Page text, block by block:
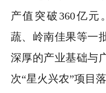
产值突破360亿
蔬、岭南佳果等一
深厚的产业基础与
次“星火兴农”项目